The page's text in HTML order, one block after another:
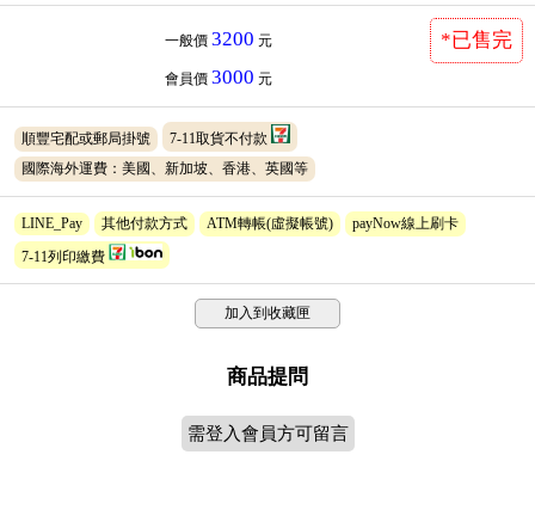
一般價 3200 元
會員價 3000 元
*已售完
順豐宅配或郵局掛號
7-11取貨不付款
國際海外運費：美國、新加坡、香港、英國等
LINE_Pay 其他付款方式 ATM轉帳(虛擬帳號)
payNow線上刷卡
7-11列印繳費
加入到收藏匣
商品提問
需登入會員方可留言